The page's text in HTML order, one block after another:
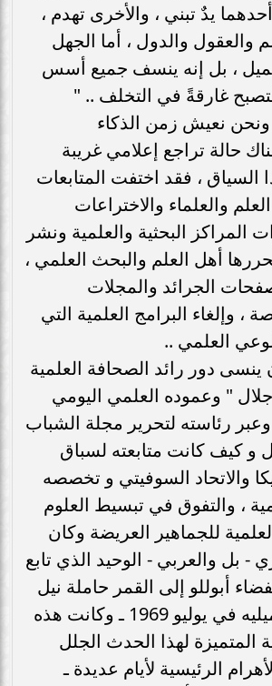
يدٌ تبني ، والأخرى تهدم ،
والعقول والدول ، أما الجهل
، بل إنه ينسف جميع أسس
لتصبح غارقةً في التخلف .. "
نعيش زمن الذكاء
حالة تراجع إعلامي غريبة
، فقد اختفت المتابعات
العلم والعلماء والاختراعات
المراكز البحثية والعلمية ونشر
أهل العلم والبحث العلمي ،
الجرائد والمجلات
، وإلغاء البرامج العلمية التي
العلمي ..
دور رائد الصحافة العلمية
جلال " وعموده العلمي اليومي
وعبر رئاسته لتحرير مجلة الشباب
و كيف كانت متابعته لسباق
والاتحاد السوفيتي‏‏ و تخصصه
‏، والتفوق في تبسيط العلوم
للجماهير العريضة‏ ‏وكان
بل والعربي - الوحيد الذي تابع
أبوللو إلى القمر حاملة نيل
أرمسترونج وزميليه في يوليو ‏1969‏ ـ وكانت هذه
المتميزة لهذا الحدث الجلل
الرئيسية لأيام عديدة ـ